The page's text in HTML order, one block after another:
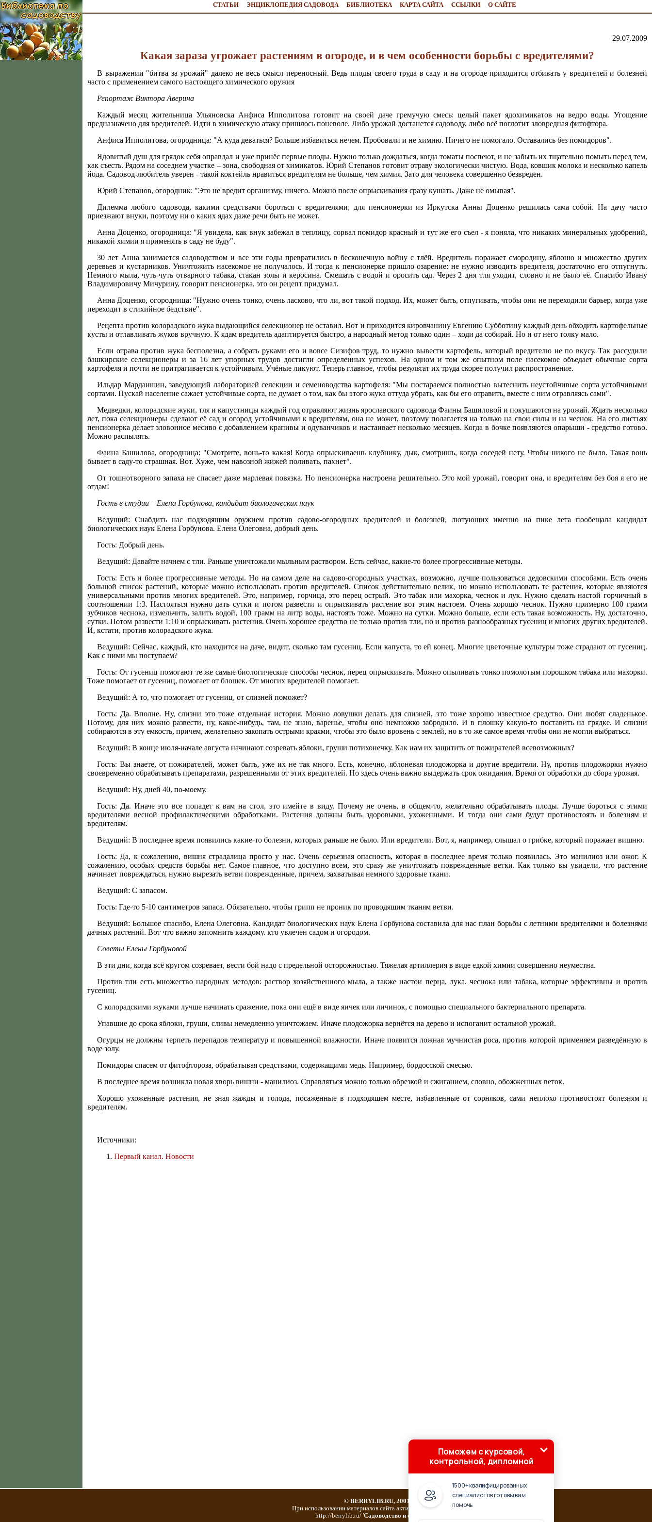
СТАТЬИ ЭНЦИКЛОПЕДИЯ САДОВОДА БИБЛИОТЕКА КАРТА САЙТА ССЫЛКИ О САЙТЕ
29.07.2009
Какая зараза угрожает растениям в огороде, и в чем особенности борьбы с вредителями?
В выражении "битва за урожай" далеко не весь смысл переносный. Ведь плоды своего труда в саду и на огороде приходится отбивать у вредителей и болезней
часто с применением самого настоящего химического оружия
Репортаж Виктора Аверина
Каждый месяц жительница Ульяновска Анфиса Ипполитова готовит на своей даче гремучую смесь: целый пакет ядохимикатов на ведро воды. Угощение
предназначено для вредителей. Идти в химическую атаку пришлось поневоле. Либо урожай достанется садоводу, либо всё поглотит зловредная фитофтора.
Анфиса Ипполитова, огородница: "А куда деваться? Больше избавиться нечем. Пробовали и не химию. Ничего не помогало. Оставались без помидоров".
Ядовитый душ для грядок себя оправдал и уже принёс первые плоды. Нужно только дождаться, когда томаты поспеют, и не забыть их тщательно помыть перед тем,
как съесть. Рядом на соседнем участке – зона, свободная от химикатов. Юрий Степанов готовит отраву экологически чистую. Вода, ковшик молока и несколько капель
йода. Садовод-любитель уверен - такой коктейль нравиться вредителям не больше, чем химия. Зато для человека совершенно безвреден.
Юрий Степанов, огородник: "Это не вредит организму, ничего. Можно после опрыскивания сразу кушать. Даже не омывая".
Дилемма любого садовода, какими средствами бороться с вредителями, для пенсионерки из Иркутска Анны Доценко решилась сама собой. На дачу часто
приезжают внуки, поэтому ни о каких ядах даже речи быть не может.
Анна Доценко, огородница: "Я увидела, как внук забежал в теплицу, сорвал помидор красный и тут же его съел - я поняла, что никаких минеральных удобрений,
никакой химии я применять в саду не буду".
30 лет Анна занимается садоводством и все эти годы превратились в бесконечную войну с тлёй. Вредитель поражает смородину, яблоню и множество других
деревьев и кустарников. Уничтожить насекомое не получалось. И тогда к пенсионерке пришло озарение: не нужно изводить вредителя, достаточно его отпугнуть.
Немного мыла, чуть-чуть отварного табака, стакан золы и керосина. Смешать с водой и оросить сад. Через 2 дня тля уходит, словно и не было её. Спасибо Ивану
Владимировичу Мичурину, говорит пенсионерка, это он рецепт придумал.
Анна Доценко, огородница: "Нужно очень тонко, очень ласково, что ли, вот такой подход. Их, может быть, отпугивать, чтобы они не переходили барьер, когда уже
переходит в стихийное бедствие".
Рецепта против колорадского жука выдающийся селекционер не оставил. Вот и приходится кировчанину Евгению Субботину каждый день обходить картофельные
кусты и отлавливать жуков вручную. К ядам вредитель адаптируется быстро, а народный метод только один – ходи да собирай. Но и от него толку мало.
Если отрава против жука бесполезна, а собрать руками его и вовсе Сизифов труд, то нужно вывести картофель, который вредителю не по вкусу. Так рассудили
башкирские селекционеры и за 16 лет упорных трудов достигли определенных успехов. На одном и том же опытном поле насекомое объедает обычные сорта
картофеля и почти не притрагивается к устойчивым. Учёные ликуют. Теперь главное, чтобы результат их труда скорее получил распространение.
Ильдар Марданшин, заведующий лабораторией селекции и семеноводства картофеля: "Мы постараемся полностью вытеснить неустойчивые сорта устойчивыми
сортами. Пускай население сажает устойчивые сорта, не думает о том, как бы этого жука оттуда убрать, как бы его отравить, вместе с ним отравляясь сами".
Медведки, колорадские жуки, тля и капустницы каждый год отравляют жизнь ярославского садовода Фаины Башиловой и покушаются на урожай. Ждать несколько
лет, пока селекционеры сделают её сад и огород устойчивыми к вредителям, она не может, поэтому полагается на только на свои силы и на чеснок. На его листьях
пенсионерка делает зловонное месиво с добавлением крапивы и одуванчиков и настаивает несколько месяцев. Когда в бочке появляются опарыши - средство готово.
Можно распылять.
Фаина Башилова, огородница: "Смотрите, вонь-то какая! Когда опрыскиваешь клубнику, дык, смотришь, когда соседей нету. Чтобы никого не было. Такая вонь
бывает в саду-то страшная. Вот. Хуже, чем навозной жижей поливать, пахнет".
От тошнотворного запаха не спасает даже марлевая повязка. Но пенсионерка настроена решительно. Это мой урожай, говорит она, и вредителям без боя я его не
отдам!
Гость в студии – Елена Горбунова, кандидат биологических наук
Ведущий: Снабдить нас подходящим оружием против садово-огородных вредителей и болезней, лютующих именно на пике лета пообещала кандидат
биологических наук Елена Горбунова. Елена Олеговна, добрый день.
Гость: Добрый день.
Ведущий: Давайте начнем с тли. Раньше уничтожали мыльным раствором. Есть сейчас, какие-то более прогрессивные методы.
Гость: Есть и более прогрессивные методы. Но на самом деле на садово-огородных участках, возможно, лучше пользоваться дедовскими способами. Есть очень
большой список растений, которые можно использовать против вредителей. Список действительно велик, но можно использовать те растения, которые являются
универсальными против многих вредителей. Это, например, горчица, это перец острый. Это табак или махорка, чеснок и лук. Нужно сделать настой горчичный в
соотношении 1:3. Настояться нужно дать сутки и потом развести и опрыскивать растение вот этим настоем. Очень хорошо чеснок. Нужно примерно 100 грамм
зубчиков чеснока, измельчить, залить водой, 100 грамм на литр воды, настоять тоже. Можно на сутки. Можно больше, если есть такая возможность. Ну, достаточно,
сутки. Потом развести 1:10 и опрыскивать растения. Очень хорошее средство не только против тли, но и против разнообразных гусениц и многих других вредителей.
И, кстати, против колорадского жука.
Ведущий: Сейчас, каждый, кто находится на даче, видит, сколько там гусениц. Если капуста, то ей конец. Многие цветочные культуры тоже страдают от гусениц.
Как с ними мы поступаем?
Гость: От гусениц помогают те же самые биологические способы чеснок, перец опрыскивать. Можно опыливать тонко помолотым порошком табака или махорки.
Тоже помогает от гусениц, помогает от блошек. От многих вредителей помогает.
Ведущий: А то, что помогает от гусениц, от слизней поможет?
Гость: Да. Вполне. Ну, слизни это тоже отдельная история. Можно ловушки делать для слизней, это тоже хорошо известное средство. Они любят сладенькое.
Потому, для них можно развести, ну, какое-нибудь, там, не знаю, варенье, чтобы оно немножко забродило. И в плошку какую-то поставить на грядке. И слизни
собираются в эту емкость, причем, желательно закопать острыми краями, чтобы это было вровень с землей, но в то же самое время чтобы они не могли выбраться.
Ведущий: В конце июля-начале августа начинают созревать яблоки, груши потихонечку. Как нам их защитить от пожирателей всевозможных?
Гость: Вы знаете, от пожирателей, может быть, уже их не так много. Есть, конечно, яблоневая плодожорка и другие вредители. Ну, против плодожорки нужно
своевременно обрабатывать препаратами, разрешенными от этих вредителей. Но здесь очень важно выдержать срок ожидания. Время от обработки до сбора урожая.
Ведущий: Ну, дней 40, по-моему.
Гость: Да. Иначе это все попадет к вам на стол, это имейте в виду. Почему не очень, в общем-то, желательно обрабатывать плоды. Лучше бороться с этими
вредителями весной профилактическими обработками. Растения должны быть здоровыми, ухоженными. И тогда они сами будут противостоять и болезням и
вредителям.
Ведущий: В последнее время появились какие-то болезни, которых раньше не было. Или вредители. Вот, я, например, слышал о грибке, который поражает вишню.
Гость: Да, к сожалению, вишня страдалица просто у нас. Очень серьезная опасность, которая в последнее время только появилась. Это манилиоз или ожог. К
сожалению, особых средств борьбы нет. Самое главное, что доступно всем, это сразу же уничтожать поврежденные ветки. Как только вы увидели, что растение
начинает повреждаться, нужно вырезать ветви поврежденные, причем, захватывая немного здоровые ткани.
Ведущий: С запасом.
Гость: Где-то 5-10 сантиметров запаса. Обязательно, чтобы грипп не проник по проводящим тканям ветви.
Ведущий: Большое спасибо, Елена Олеговна. Кандидат биологических наук Елена Горбунова составила для нас план борьбы с летними вредителями и болезнями
дачных растений. Вот что важно запомнить каждому. кто увлечен садом и огородом.
Советы Елены Горбуновой
В эти дни, когда всё кругом созревает, вести бой надо с предельной осторожностью. Тяжелая артиллерия в виде едкой химии совершенно неуместна.
Против тли есть множество народных методов: раствор хозяйственного мыла, а также настои перца, лука, чеснока или табака, которые эффективны и против
гусениц.
С колорадскими жуками лучше начинать сражение, пока они ещё в виде яичек или личинок, с помощью специального бактериального препарата.
Упавшие до срока яблоки, груши, сливы немедленно уничтожаем. Иначе плодожорка вернётся на дерево и испоганит остальной урожай.
Огурцы не должны терпеть перепадов температур и повышенной влажности. Иначе появится ложная мучнистая роса, против которой применяем разведённую в
воде золу.
Помидоры спасем от фитофтороза, обрабатывая средствами, содержащими медь. Например, бордосской смесью.
В последнее время возникла новая хворь вишни - манилиоз. Справляться можно только обрезкой и сжиганием, словно, обожженных веток.
Хорошо ухоженные растения, не зная жажды и голода, посаженные в подходящем месте, избавленные от сорняков, сами неплохо противостоят болезням и
вредителям.
Источники:
Первый канал. Новости
© BERRYLIB.RU, 2001-2019
При использовании материалов сайта активная ссылка обязательна:
http://berrylib.ru/ 'Садоводство и огородничество
Поможем с курсовой,
контрольной, дипломной
1500+ квалифицированных
специалистов готовы вам
помочь